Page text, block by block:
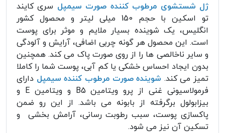
ژل شستشوی مرطوب کننده صورت سیمپل سری کایند
تو اسکین با حجم 150 میلی لیتر و محصول کشور
انگلیس، یک شوینده بسیار ملایم و موثر برای پوست
است. این محصول هر گونه چربی اضافی، آرایش و آلودگی
و سایر ناخالصی ها را از روی صورت پاک می کند. همچنین
بدون ایجاد احساس خشکی یا کم آبی، پوست شما را کاملا
تمیز می کند. شوینده صورت مرطوب کننده سیمپل دارای
فرمولاسیونی غنی از پرو ویتامین B5 و ویتامین E و
بیزابولول برگرفته از بابونه می باشد. از این رو ضمن
پاکسازی پوست، سبب رطوبت رسانی، آرامش بخشی و
تسکین آن نیز می شود.